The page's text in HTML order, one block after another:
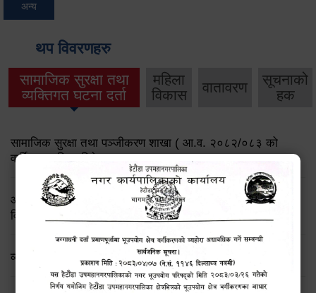
अन्य
थप विवरणहरु
सामाजिक सुरक्षा तथा
व्यक्तिगत घटना दर्ता
महिला
विकास
वातावरण
सूचनाको
हक
सामाजिक सुरक्षा तथा पञ्जीकरण शाखा ( आ.व. २०८२/०८३ को
वार्षिक प्रगति प्रतिवेदन)
आ.व.२०८२।८३ को सामाजिक सुरक्षा भत्ता प्राप्त गर्ने लाभग्राहीको
विवरण
व्यक्तिगत घटना दर्ता सप्ताह